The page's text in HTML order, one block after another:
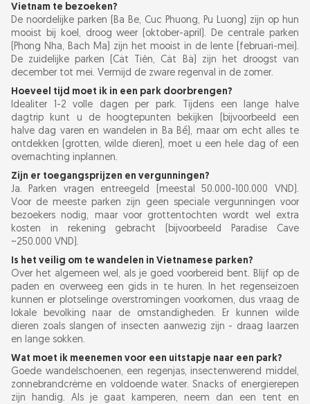
Vietnam te bezoeken?
De noordelijke parken (Ba Be, Cuc Phuong, Pu Luong) zijn op hun
mooist bij koel, droog weer (oktober-april). De centrale parken
(Phong Nha, Bach Ma) zijn het mooist in de lente (februari-mei).
De zuidelijke parken (Cát Tiên, Cát Bà) zijn het droogst van
december tot mei. Vermijd de zware regenval in de zomer.
Hoeveel tijd moet ik in een park doorbrengen?
Idealiter 1-2 volle dagen per park. Tijdens een lange halve
dagtrip kunt u de hoogtepunten bekijken (bijvoorbeeld een
halve dag varen en wandelen in Ba Bể), maar om echt alles te
ontdekken (grotten, wilde dieren), moet u een hele dag of een
overnachting inplannen.
Zijn er toegangsprijzen en vergunningen?
Ja. Parken vragen entreegeld (meestal 50.000-100.000 VND).
Voor de meeste parken zijn geen speciale vergunningen voor
bezoekers nodig, maar voor grottentochten wordt wel extra
kosten in rekening gebracht (bijvoorbeeld Paradise Cave
~250.000 VND).
Is het veilig om te wandelen in Vietnamese parken?
Over het algemeen wel, als je goed voorbereid bent. Blijf op de
paden en overweeg een gids in te huren. In het regenseizoen
kunnen er plotselinge overstromingen voorkomen, dus vraag de
lokale bevolking naar de omstandigheden. Er kunnen wilde
dieren zoals slangen of insecten aanwezig zijn - draag laarzen
en lange sokken.
Wat moet ik meenemen voor een uitstapje naar een park?
Goede wandelschoenen, een regenjas, insectenwerend middel,
zonnebrandcrème en voldoende water. Snacks of energierepen
zijn handig. Als je gaat kamperen, neem dan een tent en